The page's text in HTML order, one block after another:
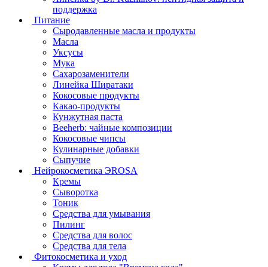
поддержка
Питание
Сыродавленные масла и продукты
Масла
Уксусы
Мука
Сахарозаменители
Линейка Ширатаки
Кокосовые продукты
Какао-продукты
Кунжутная паста
Beeherb: чайные композиции
Кокосовые чипсы
Кулинарные добавки
Сыпучие
Нейрокосметика ЭROSA
Кремы
Сыворотка
Тоник
Средства для умывания
Пилинг
Средства для волос
Средства для тела
Фитокосметика и уход